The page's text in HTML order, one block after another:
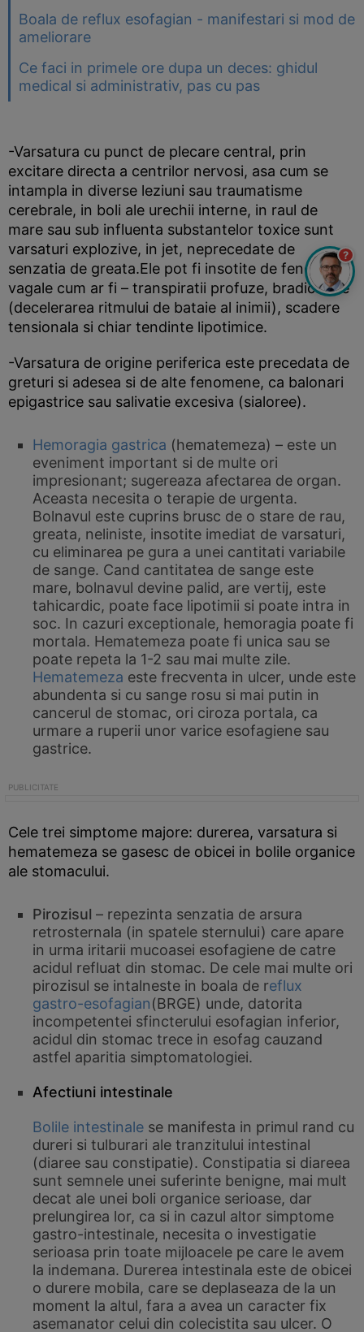
Boala de reflux esofagian - manifestari si mod de
ameliorare
Ce faci in primele ore dupa un deces: ghidul
medical si administrativ, pas cu pas
-Varsatura cu punct de plecare central, prin
excitare directa a centrilor nervosi, asa cum se
intampla in diverse leziuni sau traumatisme
cerebrale, in boli ale urechii interne, in raul de
mare sau sub influenta substantelor toxice sunt
varsaturi explozive, in jet, neprecedate de
senzatia de greata.Ele pot fi insotite de fenomene
vagale cum ar fi – transpiratii profuze, bradicardie
(decelerarea ritmului de bataie al inimii), scadere
tensionala si chiar tendinte lipotimice.
-Varsatura de origine periferica este precedata de
greturi si adesea si de alte fenomene, ca balonari
epigastrice sau salivatie excesiva (sialoree).
Hemoragia gastrica (hematemeza) – este un
eveniment important si de multe ori
impresionant; sugereaza afectarea de organ.
Aceasta necesita o terapie de urgenta.
Bolnavul este cuprins brusc de o stare de rau,
greata, neliniste, insotite imediat de varsaturi,
cu eliminarea pe gura a unei cantitati variabile
de sange. Cand cantitatea de sange este
mare, bolnavul devine palid, are vertij, este
tahicardic, poate face lipotimii si poate intra in
soc. In cazuri exceptionale, hemoragia poate fi
mortala. Hematemeza poate fi unica sau se
poate repeta la 1-2 sau mai multe zile.
Hematemeza este frecventa in ulcer, unde este
abundenta si cu sange rosu si mai putin in
cancerul de stomac, ori ciroza portala, ca
urmare a ruperii unor varice esofagiene sau
gastrice.
Cele trei simptome majore: durerea, varsatura si
hematemeza se gasesc de obicei in bolile organice
ale stomacului.
Pirozisul – repezinta senzatia de arsura
retrosternala (in spatele sternului) care apare
in urma iritarii mucoasei esofagiene de catre
acidul refluat din stomac. De cele mai multe ori
pirozisul se intalneste in boala de reflux
gastro-esofagian(BRGE) unde, datorita
incompetentei sfincterului esofagian inferior,
acidul din stomac trece in esofag cauzand
astfel aparitia simptomatologiei.
Afectiuni intestinale
Bolile intestinale se manifesta in primul rand cu
dureri si tulburari ale tranzitului intestinal
(diaree sau constipatie). Constipatia si diareea
sunt semnele unei suferinte benigne, mai mult
decat ale unei boli organice serioase, dar
prelungirea lor, ca si in cazul altor simptome
gastro-intestinale, necesita o investigatie
serioasa prin toate mijloacele pe care le avem
la indemana. Durerea intestinala este de obicei
o durere mobila, care se deplaseaza de la un
moment la altul, fara a avea un caracter fix
asemanator celui din colecistita sau ulcer. O
?